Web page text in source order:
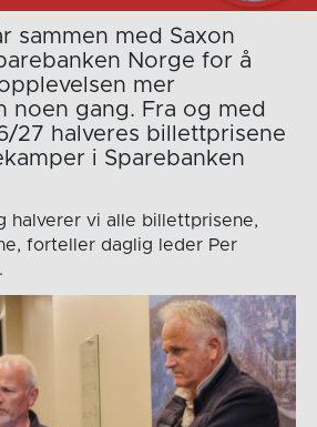
sammen med Saxon
Norge for å
mer
noen gang. Fra og med
27 halveres billettprisene
i Sparebanken
halverer vi alle billettprisene,
forteller daglig leder Per